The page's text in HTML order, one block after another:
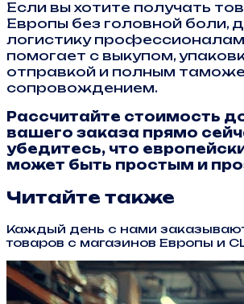
Если вы хотите получать
Европы без головной боли,
логистику
помогает с выкупом,
отправкой и полным
сопровождением.
Рассчитайте стоимость
вашего заказа прямо
убедитесь, что
может быть простым и
Читайте также
Каждый день с нами
товаров с магазинов Европы и